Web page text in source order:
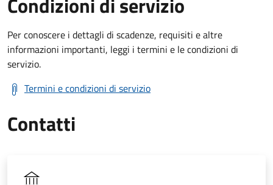
Per conoscere i dettagli di scadenze, requisiti e altre
informazioni importanti, leggi i termini e le condizioni di
servizio.
Termini e condizioni di servizio
Contatti